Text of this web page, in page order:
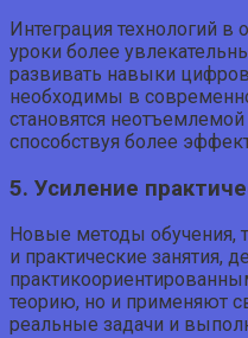
Интеграция технологий в
уроки более
развивать навыки
необходимы в
становятся
способствуя более
5. Усиление
Новые методы обучения,
и практические занятия,
теорию, но и применяют
реальные задачи и